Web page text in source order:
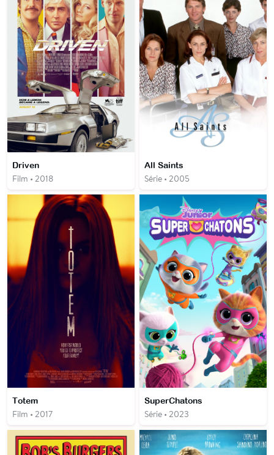
Driven
Film • 2018
All Saints
Série • 2005
Totem
Film • 2017
SuperChatons
Série • 2023